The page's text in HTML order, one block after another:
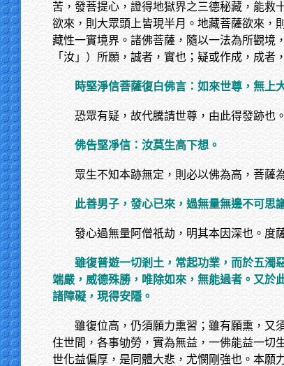
苦，發菩提心，證得地獄界之三德秘藏，能救
欲來，則大眾頭上皆現半月。地藏菩薩欲來，
藏性一實境界。諸佛菩薩，隨以一法為所觀境
「汝」）所願，誠者，實也；疑或作成，成者
時堅淨信菩薩復白佛言：如來世尊，無上
恐眾有疑，故代騰請世尊，由此得發跡也。
佛告堅凈信：汝莫生高下想。
眾生不知本跡無定，則必以佛為高，菩薩
此善男子，發心已來，過無量無邊不可思
發心過無量阿僧祇劫，明其本因深也。度
雖復普遊一切剎土，常起功業，而於五濁
端嚴，威德殊勝，唯除如來，無能過者。又於
諸障礙，現得安隱。
雖復位高，仍須願力熏習；雖有願熏，又
住世間，各事劬勞，實為無益，一佛能益一切
世化益偏厚，是同體大悲，尤憫剛強也。本願